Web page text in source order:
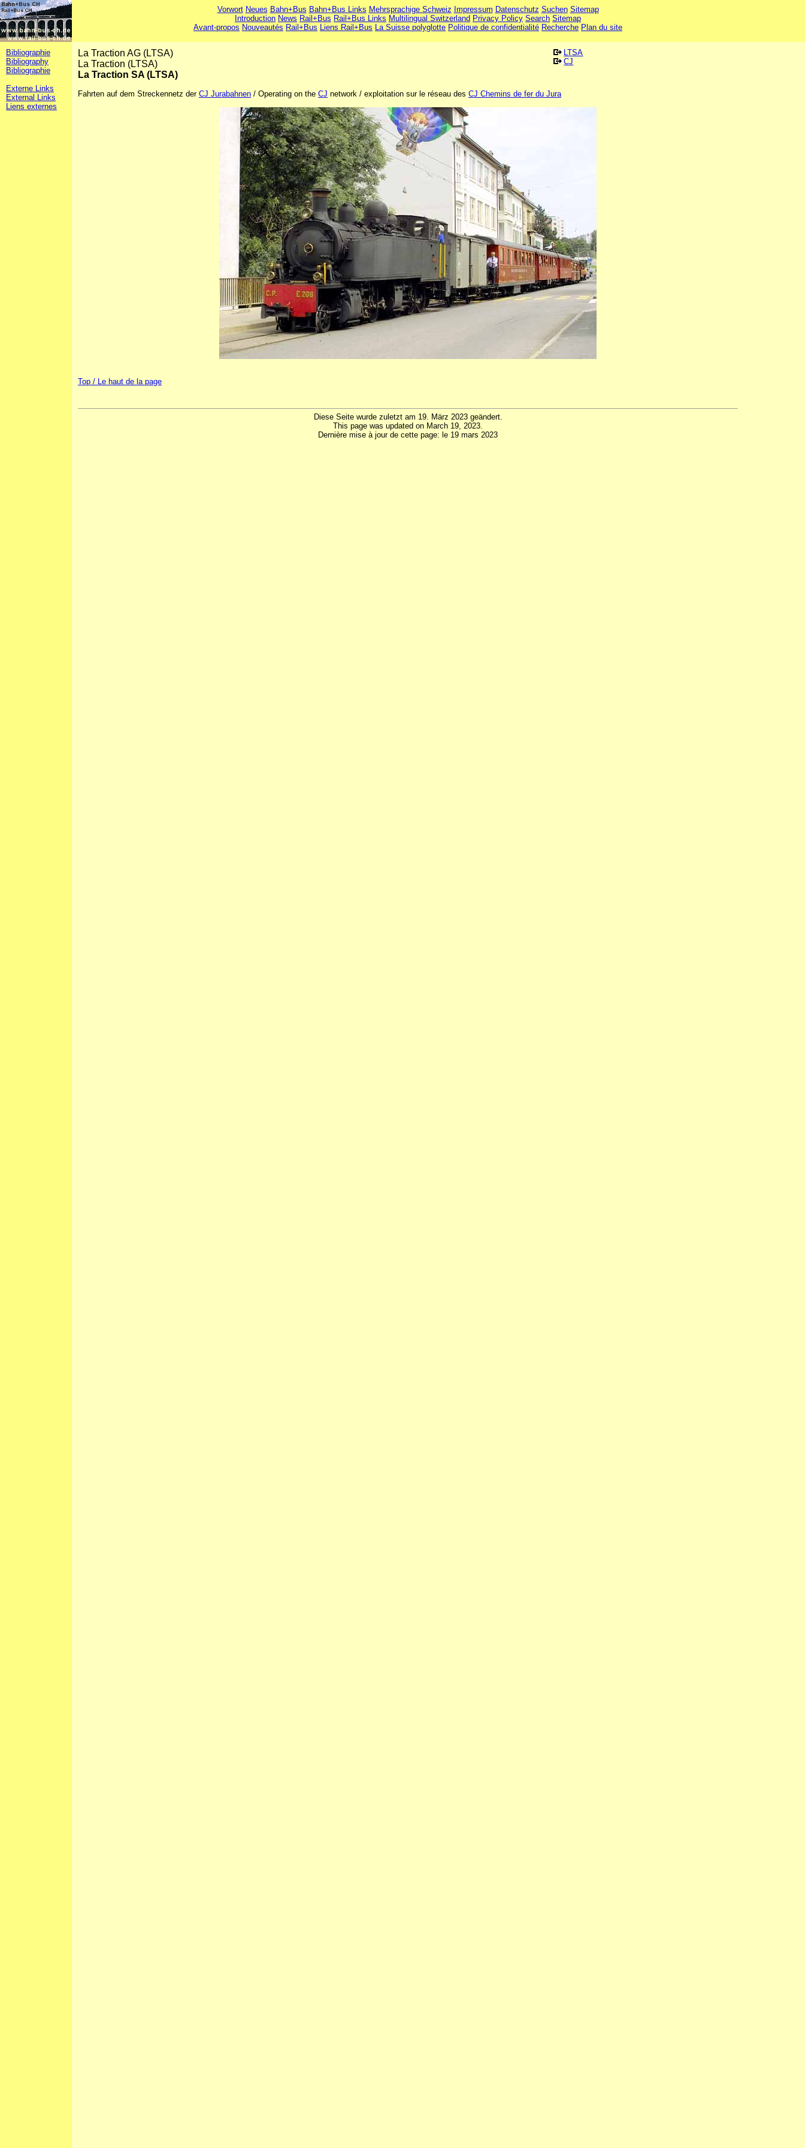
Vorwort Neues Bahn+Bus Bahn+Bus Links Mehrsprachige Schweiz Impressum Datenschutz Suchen Sitemap
Introduction News Rail+Bus Rail+Bus Links Multilingual Switzerland Privacy Policy Search Sitemap
Avant-propos Nouveautés Rail+Bus Liens Rail+Bus La Suisse polyglotte Politique de confidentialité Recherche Plan du site
Bibliographie
Bibliography
Bibliographie
Externe Links
External Links
Liens externes
La Traction AG (LTSA)
La Traction (LTSA)
La Traction SA (LTSA)
LTSA
CJ
Fahrten auf dem Streckennetz der CJ Jurabahnen / Operating on the CJ network / exploitation sur le réseau des CJ Chemins de fer du Jura
Top / Le haut de la page
Diese Seite wurde zuletzt am 19. März 2023 geändert.
This page was updated on March 19, 2023.
Dernière mise à jour de cette page: le 19 mars 2023